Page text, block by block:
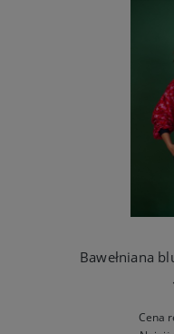
Bawełniana
Cena